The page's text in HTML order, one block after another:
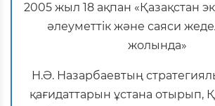
2005 жыл 18 ақпан «Қазақстан
әлеуметтік және саяси
жолында»
Н.Ә. Назарбаевтың
қағидаттарын ұстана отырып,